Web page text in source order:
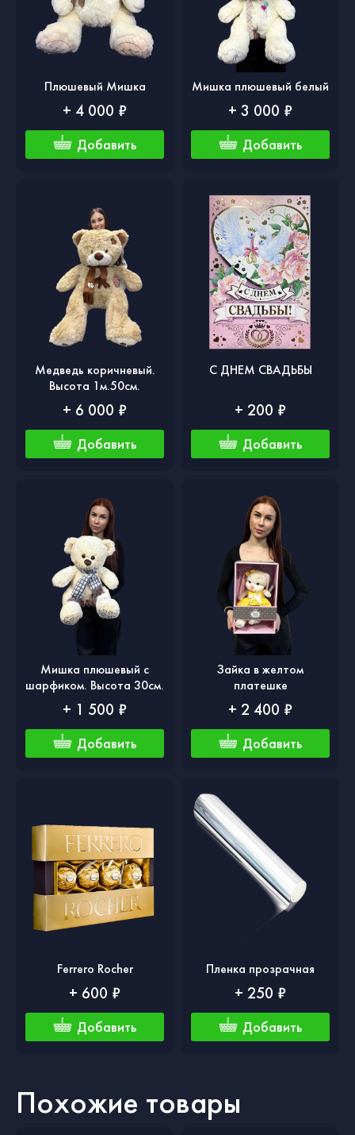
Плюшевый Мишка
+ 4 000 ₽
Добавить
Мишка плюшевый белый
+ 3 000 ₽
Добавить
Медведь коричневый.
Высота 1м.50см.
+ 6 000 ₽
Добавить
С ДНЕМ СВАДЬБЫ
+ 200 ₽
Добавить
Мишка плюшевый с
шарфиком. Высота 30см.
+ 1 500 ₽
Добавить
Зайка в желтом
платешке
+ 2 400 ₽
Добавить
Ferrero Rocher
+ 600 ₽
Добавить
Пленка прозрачная
+ 250 ₽
Добавить
Похожие товары